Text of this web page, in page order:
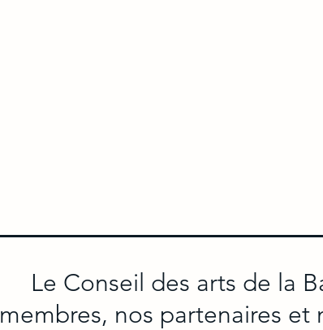
Le Conseil des arts de la
membres, nos partenaires